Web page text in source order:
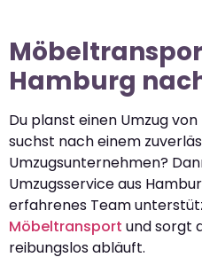
Hamburg
Du planst einen Umzug
suchst nach einem
Umzugsunternehmen?
Umzugsservice aus
erfahrenes Team
Möbeltransport und sorgt
reibungslos abläuft.